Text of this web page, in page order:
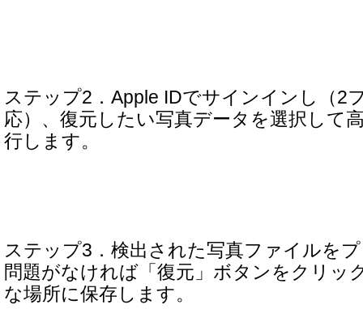
ステップ2．Apple IDでサインインし（2
応）、復元したい写真データを選択して
行します。
ステップ3．検出された写真ファイルを
問題がなければ「復元」ボタンをクリッ
な場所に保存します。